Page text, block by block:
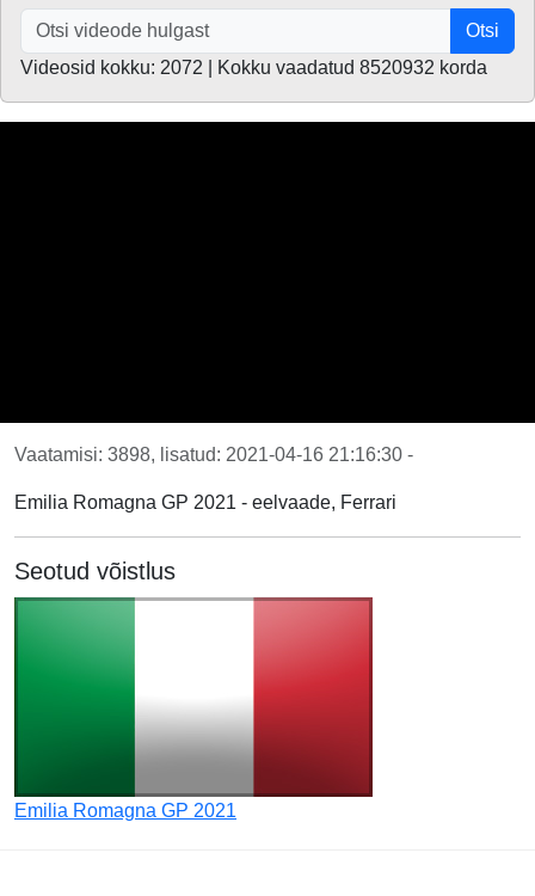
Otsi
Videosid kokku: 2072 | Kokku vaadatud 8520932 korda
Vaatamisi: 3898, lisatud: 2021-04-16 21:16:30 -
Emilia Romagna GP 2021 - eelvaade, Ferrari
Seotud võistlus
Emilia Romagna GP 2021